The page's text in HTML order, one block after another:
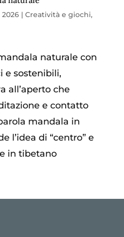
2026| Creatività e giochi,
naturale con
e sostenibili,
all’aperto che
e contatto
mandala in
l’idea di “centro” e
in tibetano